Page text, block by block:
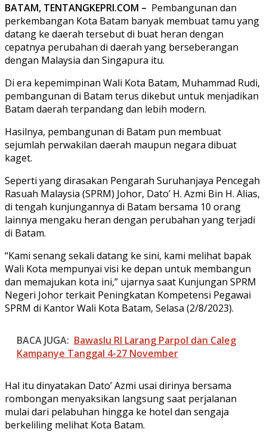
BATAM, TENTANGKEPRI.COM – Pembangunan dan
perkembangan Kota Batam banyak membuat tamu yang
datang ke daerah tersebut di buat heran dengan
cepatnya perubahan di daerah yang berseberangan
dengan Malaysia dan Singapura itu.
Di era kepemimpinan Wali Kota Batam, Muhammad Rudi,
pembangunan di Batam terus dikebut untuk menjadikan
Batam daerah terpandang dan lebih modern.
Hasilnya, pembangunan di Batam pun membuat
sejumlah perwakilan daerah maupun negara dibuat
kaget.
Seperti yang dirasakan Pengarah Suruhanjaya Pencegah
Rasuah Malaysia (SPRM) Johor, Dato’ H. Azmi Bin H. Alias,
di tengah kunjungannya di Batam bersama 10 orang
lainnya mengaku heran dengan perubahan yang terjadi
di Batam.
“Kami senang sekali datang ke sini, kami melihat bapak
Wali Kota mempunyai visi ke depan untuk membangun
dan memajukan kota ini,” ujarnya saat Kunjungan SPRM
Negeri Johor terkait Peningkatan Kompetensi Pegawai
SPRM di Kantor Wali Kota Batam, Selasa (2/8/2023).
BACA JUGA: ​Bawaslu RI Larang Parpol dan Caleg
Kampanye Tanggal 4-27 November
Hal itu dinyatakan Dato’ Azmi usai dirinya bersama
rombongan menyaksikan langsung saat perjalanan
mulai dari pelabuhan hingga ke hotel dan sengaja
berkeliling melihat Kota Batam.